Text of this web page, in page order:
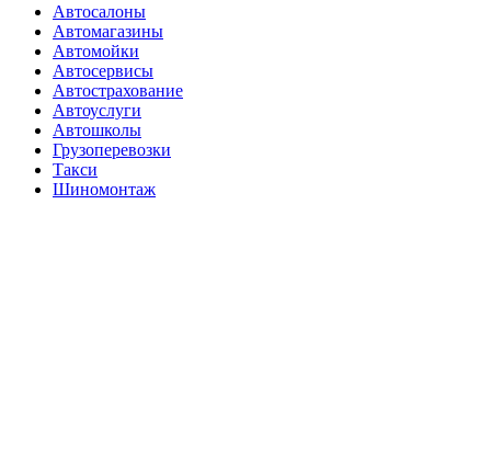
Автосалоны
Автомагазины
Автомойки
Автосервисы
Автострахование
Автоуслуги
Автошколы
Грузоперевозки
Такси
Шиномонтаж